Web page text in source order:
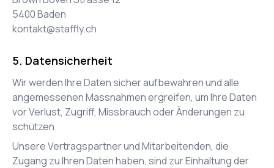
5400Baden
kontakt@staffly.ch
Datensicherheit
Wir werden Ihre Daten sicher aufbewahren und alle
angemessenen Massnahmen ergreifen, um Ihre Daten
vor Verlust, Zugriff, Missbrauch oder Änderungen zu
schützen.
Unsere Vertragspartner und Mitarbeitenden, die
Zugang zu Ihren Daten haben, sind zur Einhaltung der